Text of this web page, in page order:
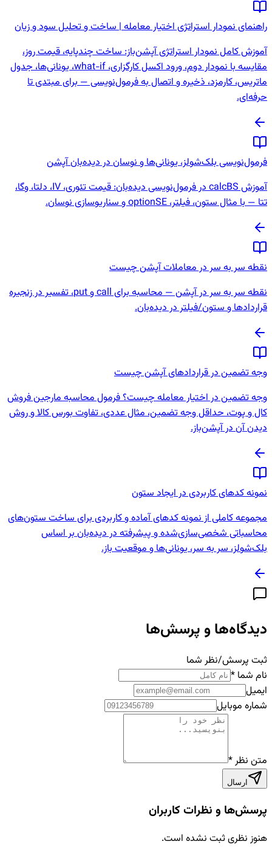
راهنمای نمودار استراتژی اختیار معامله | ساخت و تحلیل سود و زیان
آموزش کامل نمودار استراتژی آپشن‌باز: ساخت چندپایه، قیمت روز،
مقایسه با نمودار دوم، ورود اکسل کارگزاری، what-if، یونانی‌ها، جدول
ماتریس، کارمزد، ذخیره و اتصال به فرمول‌نویسی — برای مبتدی تا
حرفه‌ای.
فرمول‌نویسی بلک‌شولز، یونانی‌ها و نوسان در دیده‌بان آپشن
آموزش calcBS در فرمول‌نویسی دیده‌بان: قیمت تئوری، IV، دلتا، وگا،
تتا — با مثال ستون، فیلتر، optionSE و سناریوسازی نوسان.
نقطه سر به سر در معاملات آپشن چیست
نقطه سر به سر در آپشن — محاسبه برای call و put، تفسیر در زنجیره
قراردادها و ستون/فیلتر در دیده‌بان.
وجه تضمین در قراردادهای آپشن چیست
وجه تضمین در اختیار معامله چیست؟ فرمول محاسبه مارجین فروش
کال و پوت، حداقل وجه تضمین، مثال عددی، تفاوت بورس کالا و روش
دیدن آن در آپشن‌باز.
نمونه کدهای کاربردی در ایجاد ستون
مجموعه کاملی از نمونه کدهای آماده و کاربردی برای ساخت ستون‌های
محاسباتی شخصی‌سازی‌شده و پیشرفته در دیده‌بان بر اساس
بلک‌شولز، سر به سر، یونانی‌ها و موقعیت باز.
دیدگاه‌ها و پرسش‌ها
ثبت پرسش/نظر شما
نام شما *
ایمیل
شماره موبایل
متن نظر*
ارسال
پرسش‌ها و نظرات کاربران
هنوز نظری ثبت نشده است.